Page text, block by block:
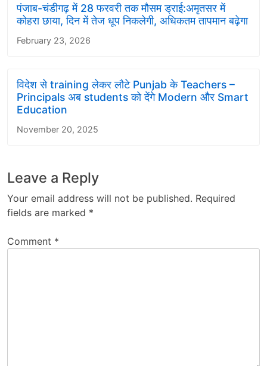
पंजाब-चंडीगढ़ में 28 फरवरी तक मौसम ड्राई:अमृतसर में
कोहरा छाया, दिन में तेज धूप निकलेगी, अधिकतम तापमान बढ़ेगा
February 23, 2026
विदेश से training लेकर लौटे Punjab के Teachers –
Principals अब students को देंगे Modern और Smart
Education
November 20, 2025
Leave a Reply
Your email address will not be published. Required
fields are marked *
Comment *